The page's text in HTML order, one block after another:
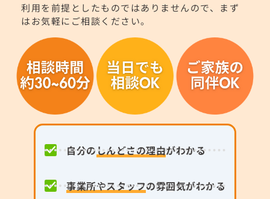
利用を前提としたものではありませんので、まず
はお気軽にご相談ください。
自分のしんどさの理由がわかる
事業所やスタッフの雰囲気がわかる